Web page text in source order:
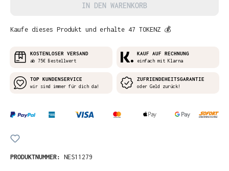
IN DEN WARENKORB
Kaufe dieses Produkt und erhalte 47 TOKENZ 💰
KOSTENLOSER VERSAND
ab 75€ Bestellwert
KAUF AUF RECHNUNG
einfach mit Klarna
TOP KUNDENSERVICE
wir sind immer für dich da!
ZUFRIENDEHEITSGARANTIE
oder Geld zurück!
PRODUKTNUMMER: NES11279